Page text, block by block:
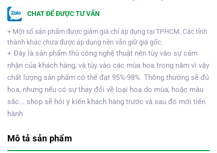
CHAT ĐỂ ĐƯỢC TƯ VẤN
+ Một số sản phẩm được giảm giá chỉ áp dụng tại TPHCM. Các tỉnh
thành khác chưa được áp dụng nên vẫn giữ giá gốc.
+ Đây là sản phẩm thủ công nghệ thuật nên tùy vào sự cảm
nhận của khách hàng, và tùy vào các mùa hoa trong năm vì vậy
chất lượng sản phẩm có thể đạt 95%-98%. Thông thường sẽ đủ
hoa, nhưng nếu có sự thay đổi về loại hoa do mùa, hoặc màu
sắc... shop sẽ hỏi ý kiến khách hàng trước và sau đó mới tiến
hành
Mô tả sản phẩm